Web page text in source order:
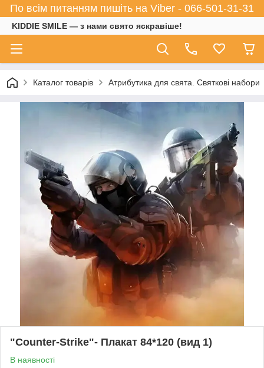
По всім питанням пишіть на Viber - 066-501-31-31
KIDDIE SMILE — з нами свято яскравіше!
Каталог товарів Атрибутика для свята. Святкові набори
"Counter-Strike"- Плакат 84*120 (вид 1)
В наявності